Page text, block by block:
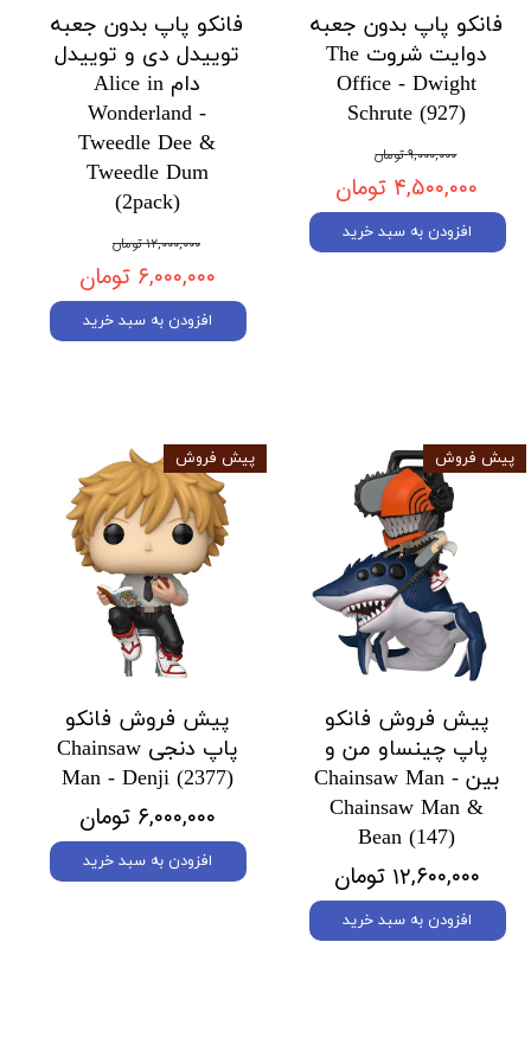
فانکو پاپ بدون جعبه
دوایت شروت The
Office - Dwight
Schrute (927)
۹,۰۰۰,۰۰۰ تومان
۴,۵۰۰,۰۰۰ تومان
افزودن به سبد خرید
فانکو پاپ بدون جعبه
توییدل دی و توییدل
دام Alice in
Wonderland -
Tweedle Dee &
Tweedle Dum
(2pack)
۱۲,۰۰۰,۰۰۰ تومان
۶,۰۰۰,۰۰۰ تومان
افزودن به سبد خرید
پیش فروش فانکو
پاپ چینساو من و
بین Chainsaw Man -
Chainsaw Man &
Bean (147)
۱۲,۶۰۰,۰۰۰ تومان
افزودن به سبد خرید
پیش فروش
پیش فروش فانکو
پاپ دنجی Chainsaw
Man - Denji (2377)
۶,۰۰۰,۰۰۰ تومان
افزودن به سبد خرید
پیش فروش